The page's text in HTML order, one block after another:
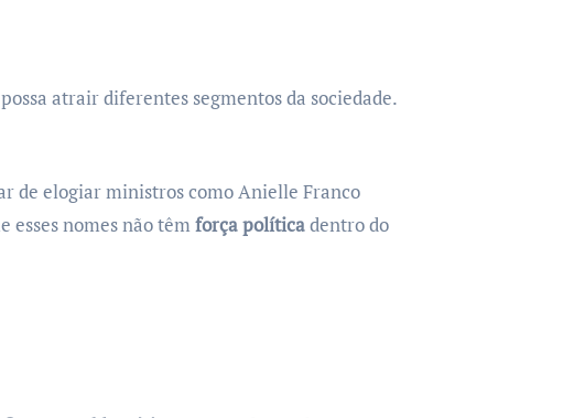
atrair diferentes segmentos da sociedade.
de elogiar ministros como Anielle Franco
esses nomes não têmforça políticadentro do